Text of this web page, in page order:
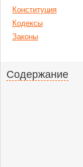
Конституция
Кодексы
Законы
Содержание